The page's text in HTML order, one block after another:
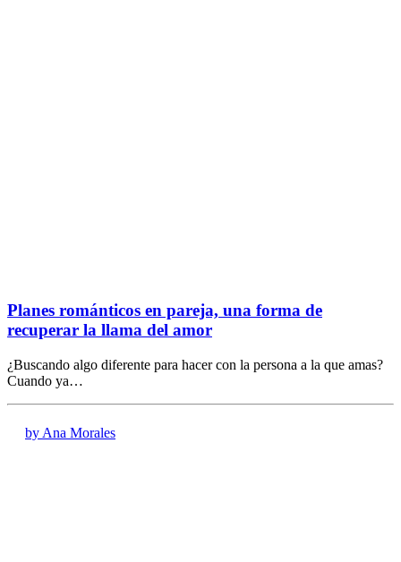
Planes románticos en pareja, una forma de
recuperar la llama del amor
¿Buscando algo diferente para hacer con la persona a la que amas?
Cuando ya…
by Ana Morales